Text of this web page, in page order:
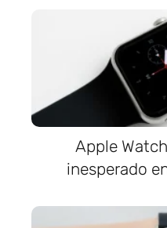
Apple
inesperado